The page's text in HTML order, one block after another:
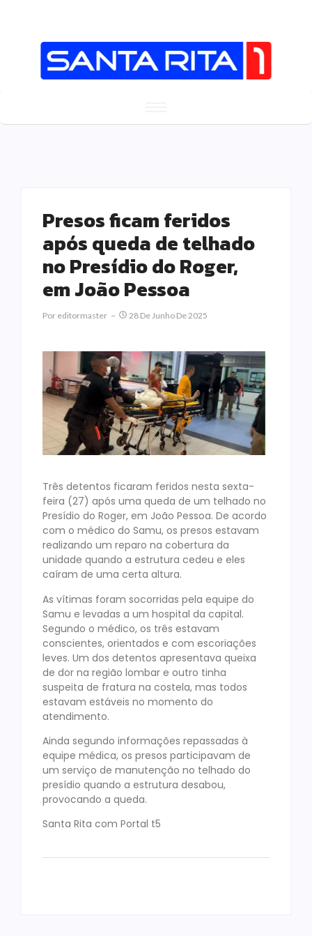
Presos ficam feridos
após queda de telhado
no Presídio do Roger,
em João Pessoa
Por Editormaster 28 De Junho De 2025
Três detentos ficaram feridos nesta sexta-
feira (27) após uma queda de um telhado no
Presídio do Roger, em João Pessoa. De acordo
com o médico do Samu, os presos estavam
realizando um reparo na cobertura da
unidade quando a estrutura cedeu e eles
caíram de uma certa altura.
As vítimas foram socorridas pela equipe do
Samu e levadas a um hospital da capital.
Segundo o médico, os três estavam
conscientes, orientados e com escoriações
leves. Um dos detentos apresentava queixa
de dor na região lombar e outro tinha
suspeita de fratura na costela, mas todos
estavam estáveis no momento do
atendimento.
Ainda segundo informações repassadas à
equipe médica, os presos participavam de
um serviço de manutenção no telhado do
presídio quando a estrutura desabou,
provocando a queda.
Santa Rita com Portal t5